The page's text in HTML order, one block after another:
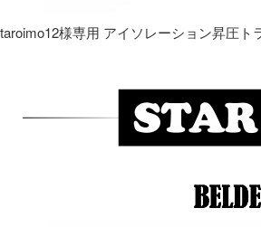
taroimo12様専用 アイソレーション昇圧ト